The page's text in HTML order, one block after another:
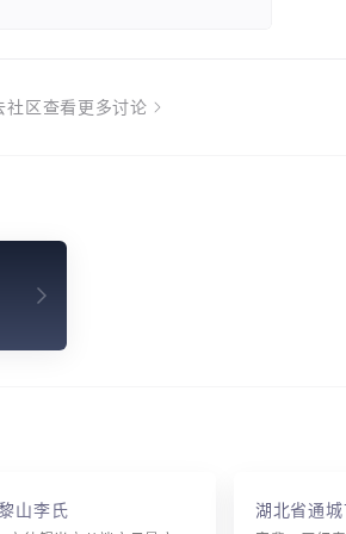
社区查看更多讨论
山李氏 湖北省通